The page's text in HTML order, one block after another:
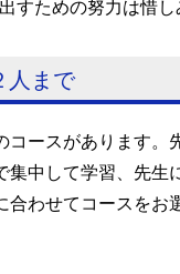
すための努力は惜し
人まで
コースがあります
集中して学習、先
わせてコースをお